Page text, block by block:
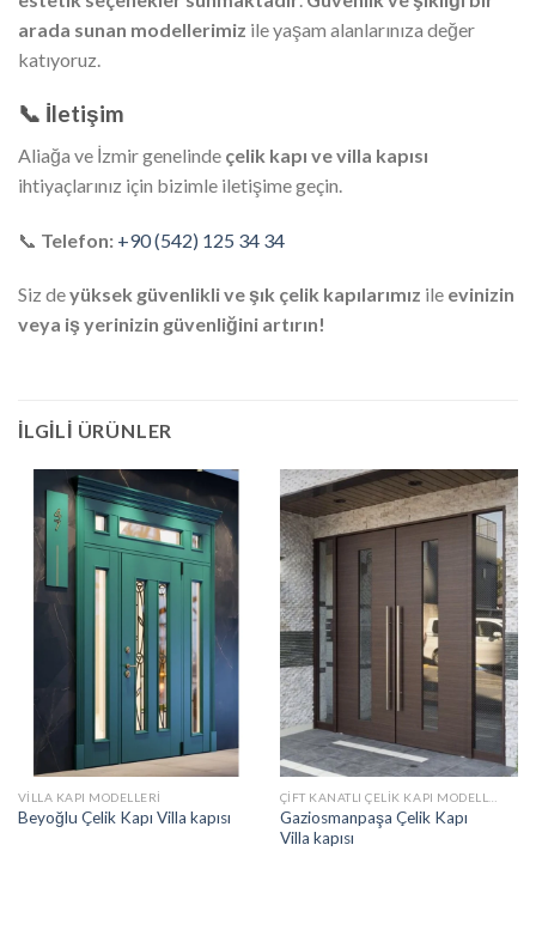
arada sunan modellerimiz ile yaşam alanlarınıza değer
katıyoruz.
📞 İletişim
Aliağa ve İzmir genelinde çelik kapı ve villa kapısı
ihtiyaçlarınız için bizimle iletişime geçin.
📞 Telefon: +90 (542) 125 34 34
Siz deyüksek güvenlikli ve şık çelik kapılarımız ile evinizin
veya iş yerinizin güvenliğini artırın!
İLGILI ÜRÜNLER
VILLA KAPI MODELLERI
Beyoğlu Çelik Kapı Villa kapısı
Gaziosmanpaşa Çelik Kapı
Villa kapısı